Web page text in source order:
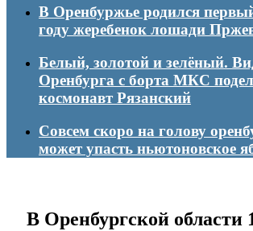
В Оренбуржье родился
году жеребенок лошади
Белый, золотой и зелёный.
Оренбурга с борта МКС
космонавт Рязанский
Совсем скоро на голову
может упасть ньютоновское
В Оренбургской области